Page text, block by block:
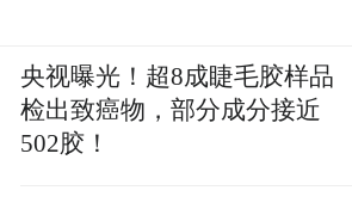
央视曝光！超8成睫毛胶样品
检出致癌物，部分成分接近
502胶！